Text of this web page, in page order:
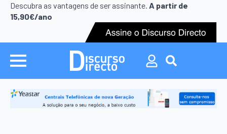
Descubra as vantagens de ser assinante. A partir de
15,90€/ano
Search
for:
Search